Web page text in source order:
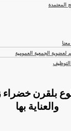
المعتمدة
لعضوية الجمعية العمومية
بلقرن خضراء
والعناية بها